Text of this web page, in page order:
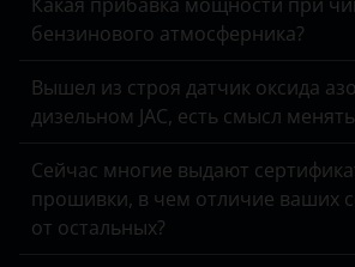
Tank
Volkswagen
Volvo
Vortex
Daihatsu
Dodge
DongFeng
EXEED
Lancer
Outlander
Pajero Sport
бензинового атмосферника?
Вышел из строя датчик оксида
дизельном JAC, есть смысл
Сейчас многие выдают
прошивки, в чем отличие ваших
от остальных?